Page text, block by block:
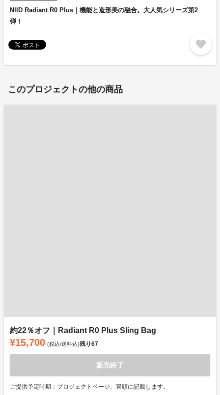
NIID Radiant R0 Plus｜機能と造形美の融合。大人気シリーズ第2
弾！
favorite
このプロジェクトの他の商品
約22％オフ｜Radiant R0 Plus Sling Bag
¥15,700 (税込/送料込)残り67
販売終了
ご提供予定時期：プロジェクトページ、冒頭に記載します。